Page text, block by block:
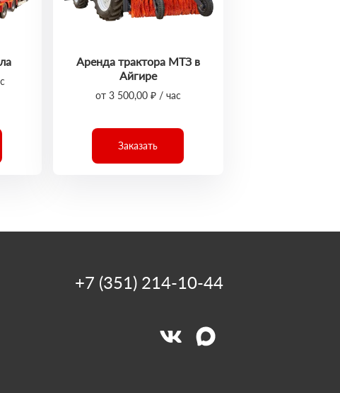
Аренда трактора МТЗ в
Айгире
от 3 500,00 ₽ / час
Заказать
+7 (351) 214-10-44